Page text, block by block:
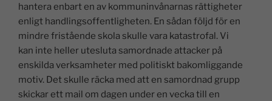
hantera enbart en av kommuninvånarnas rättigheter
enligt handlingsoffentligheten. En sådan följd för en
mindre fristående skola skulle vara katastrofal. Vi
kan inte heller utesluta samordnade attacker på
enskilda verksamheter med politiskt bakomliggande
motiv. Det skulle räcka med att en samordnad grupp
skickar ett mail om dagen under en vecka till en